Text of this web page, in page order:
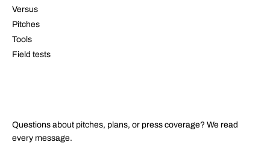
Versus
Pitches
Tools
Field tests
Questions about pitches, plans, or press coverage? We read
every message.